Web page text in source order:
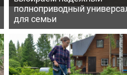
полноприводный
для семьи